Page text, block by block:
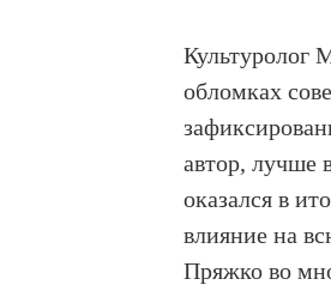
Культуролог
обломках
автор, лучше
оказался в
влияние на
Пряжко во